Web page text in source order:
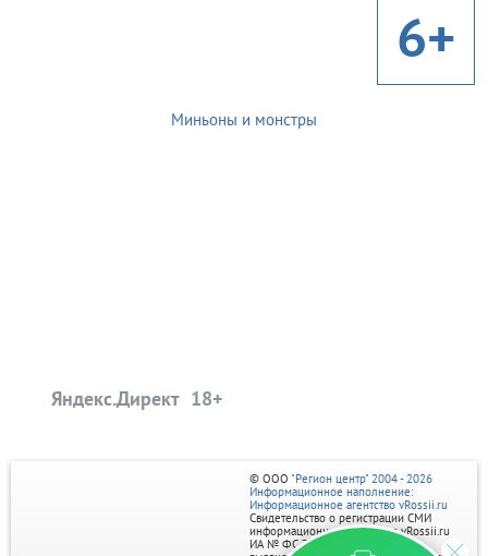
6+
Миньоны и монстры
Яндекс.Директ
© ООО "Регион центр" 2004 - 2026
Информационное наполнение:
Информационное агентство vRossii.ru
Свидетельство о регистрации СМИ
информационного агентства vRossii.ru
ИА № ФС 77‑35502